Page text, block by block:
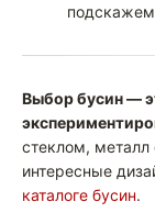
Выбор бусин —
стеклом,
интересные
каталоге бусин.